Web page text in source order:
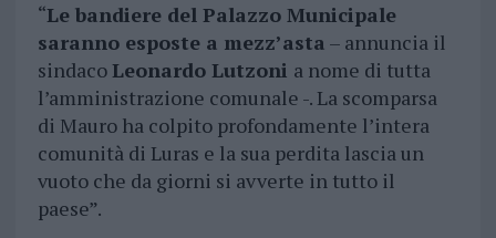
“Le bandiere del Palazzo Municipale
saranno esposte a mezz’asta – annuncia il
sindacoLeonardo Lutzoni a nome di tutta
l’amministrazione comunale -. La scomparsa
di Mauro ha colpito profondamente l’intera
comunità di Luras e la sua perdita lascia un
vuoto che da giorni si avverte in tutto il
paese”.